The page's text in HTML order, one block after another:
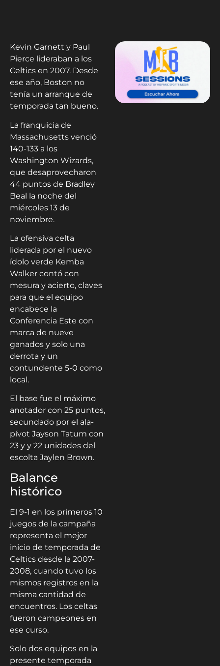
Kevin Garnett y Paul
Pierce lideraban a los
Celtics en 2007. Desde
ese año, Boston no
tenía un arranque de
temporada tan bueno.
La franquicia de
Massachusetts venció
140-133 a los
Washington Wizards,
que desaprovecharon
44 puntos de Bradley
Beal la noche del
miércoles 13 de
noviembre.
La ofensiva celta
liderada por el nuevo
ídolo verde Kemba
Walker contó con
mesura y acierto, claves
para que el equipo
encabece la
Conferencia Este con
marca de nueve
ganados y solo una
derrota y un
contundente 5-0 como
local.
El base fue el máximo
anotador con 25 puntos,
secundado por el ala-
pívot Jayson Tatum con
23 y y 22 unidades del
escolta Jaylen Brown.
Balance
histórico
El 9-1 en los primeros 10
juegos de la campaña
representa el mejor
inicio de temporada de
Celtics desde la 2007-
2008, cuando tuvo los
mismos registros en la
misma cantidad de
encuentros. Los celtas
fueron campeones en
ese curso.
Solo dos equipos en la
presente temporada